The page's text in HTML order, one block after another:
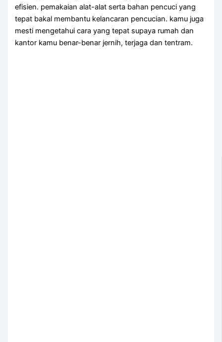
efisien. pemakaian alat-alat serta bahan pencuci yang
tepat bakal membantu kelancaran pencucian. kamu juga
mesti mengetahui cara yang tepat supaya rumah dan
kantor kamu benar-benar jernih, terjaga dan tentram.